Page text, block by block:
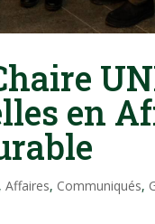
en
,Affaires, Communiqués,